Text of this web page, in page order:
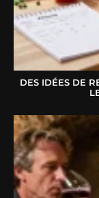
DES IDÉES DE